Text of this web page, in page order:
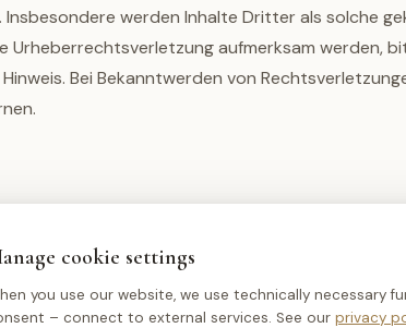
werden Inhalte Dritter als solche
Urheberrechtsverletzung aufmerksam werden,
Bei Bekanntwerden von
cookie settings
you use our website, we use technically necessary
– connect to external services. See our privacy